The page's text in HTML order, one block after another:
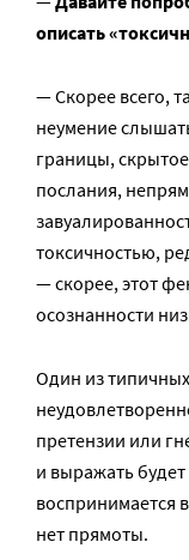
описать
— Скорее всего,
неумение
границы,
послания,
токсичностью,
— скорее, этот
осознанности
Один из
претензии или
и выражать
воспринимается
нет прямоты.